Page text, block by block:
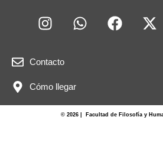
Contacto
Cómo llegar
© 2026 | Facultad de Filosofía y